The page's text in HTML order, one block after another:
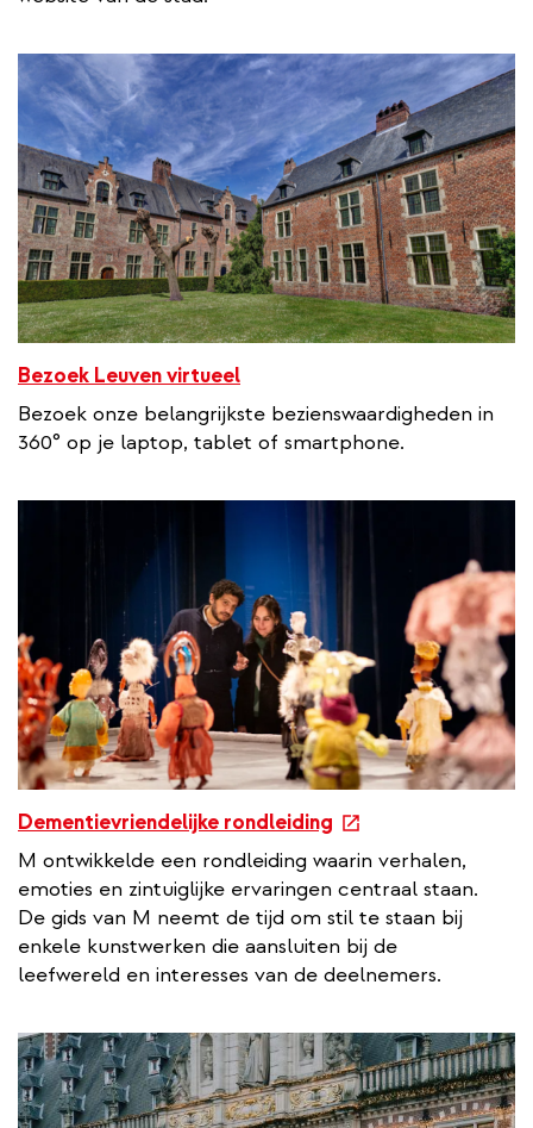
a
l
i
n
k
Bezoek Leuven virtueel
Bezoek onze belangrijkste bezienswaardigheden in
360° op je laptop, tablet of smartphone.
Dementievriendelijke rondleiding
e
x
e
n
l
i
n
M ontwikkelde een rondleiding waarin verhalen,
emoties en zintuiglijke ervaringen centraal staan.
De gids van M neemt de tijd om stil te staan bij
enkele kunstwerken die aansluiten bij de
leefwereld en interesses van de deelnemers.